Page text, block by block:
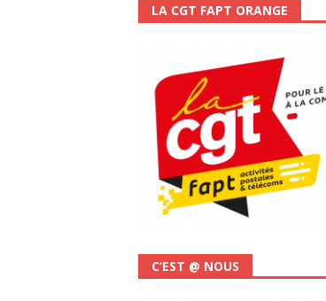
LA CGT FAPT ORANGE
C’EST @ NOUS